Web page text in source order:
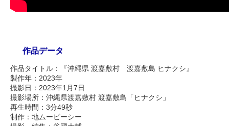
作品データ
作品タイトル：『沖縄県 渡嘉敷村 渡嘉敷島 ヒナクシ』
製作年：2023年
撮影日：2023年1月7日
撮影場所：沖縄県渡嘉敷村 渡嘉敷島「ヒナクシ」
再生時間：3分49秒
制作：地ムービーシー